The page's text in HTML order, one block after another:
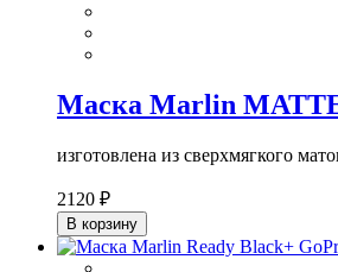
Маска Marlin
изготовлена из сверхмягкого
2120 ₽
В корзину